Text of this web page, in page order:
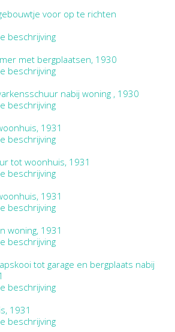
voor op te richten
beschrijving
met bergplaatsen, 1930
beschrijving
nabij woning , 1930
beschrijving
1931
beschrijving
tot woonhuis, 1931
beschrijving
1931
beschrijving
woning, 1931
beschrijving
tot garage en bergplaats nabij
beschrijving
1931
beschrijving